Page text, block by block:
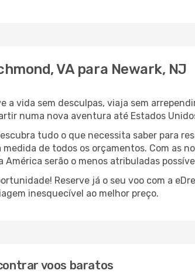
VA para Newark, NJ
a vida sem desculpas, viaja sem
numa nova aventura até Estados
tudo o que necessita saber para
medida de todos os orçamentos. Com as
América serão o menos atribuladas
Reserve já o seu voo com a
inesquecível ao melhor preço.
voos baratos